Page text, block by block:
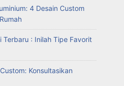
4 Desain Custom
Terbaru : Inilah Tipe Favorit
Konsultasikan